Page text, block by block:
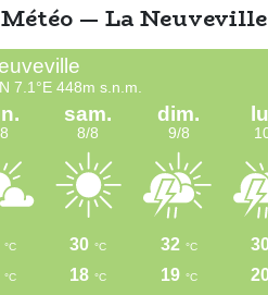
Météo — La Neuveville